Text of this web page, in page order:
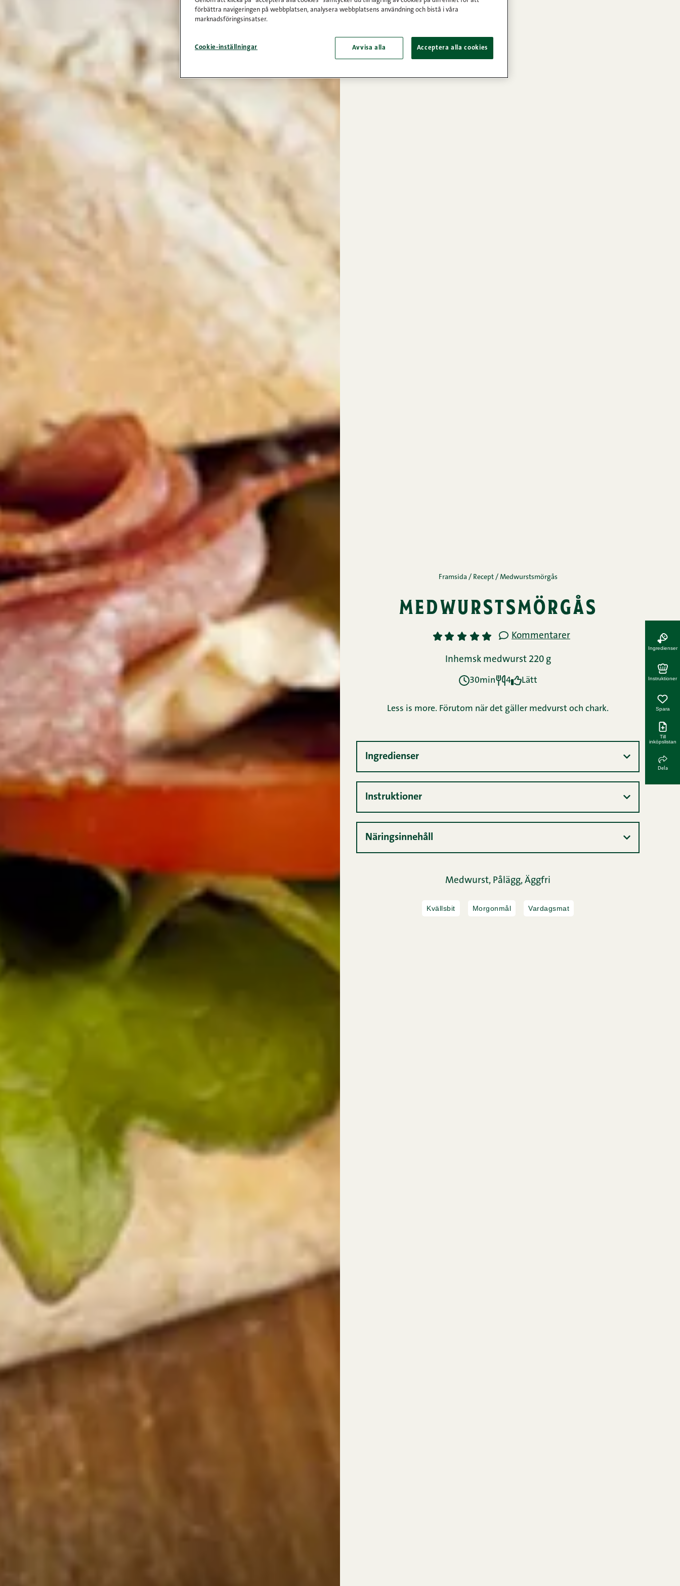
Framsida / Recept / Medwurstsmörgås
medwurstsmörgås
1 2 3 4 5 Kommentarer
Inhemsk medwurst 220 g
30min 4 Lätt
Less is more. Förutom när det gäller medvurst och chark.
Ingredienser
Instruktioner
Näringsinnehåll
Medwurst, Pålägg, Äggfri
Kvällsbit Morgonmål Vardagsmat
Ingredienser
Instruktioner
Spara
Till
inköpslistan
Dela
förbättra navigeringen på webbplatsen, analysera webbplatsens användning och bistå i våra
marknadsföringsinsatser.
Cookie-inställningar Avvisa alla Acceptera alla cookies